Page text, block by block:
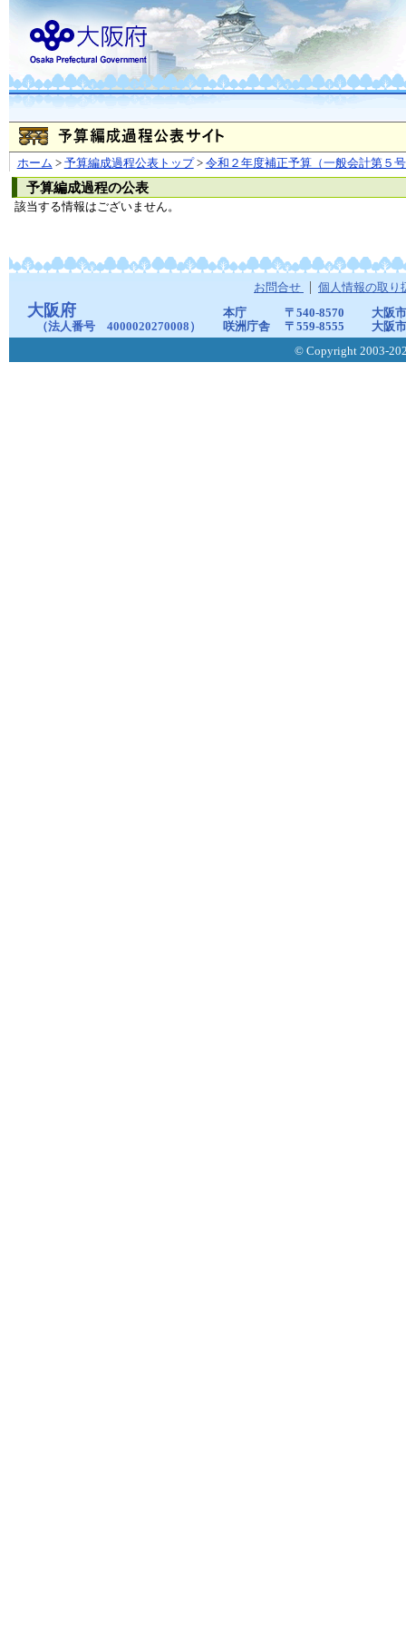
ホーム > 予算編成過程公表トップ> 令和２年度補正予算（一般会計第５
予算編成過程の公表
該当する情報はございません。
お問合せ 個人情報の取り
大阪府
（法人番号 4000020270008）
本庁 〒540-8570
大阪
咲洲庁舎
〒559-8555
大阪
© Copyright 2003-